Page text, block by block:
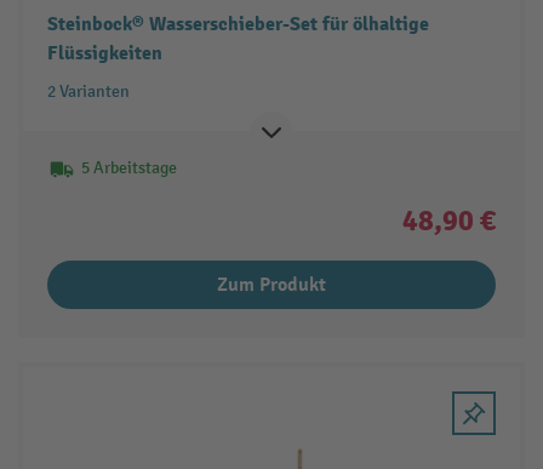
Steinbock® Wasserschieber-Set für ölhaltige
Flüssigkeiten
2 Varianten
5 Arbeitstage
48,90 €
Zum Produkt